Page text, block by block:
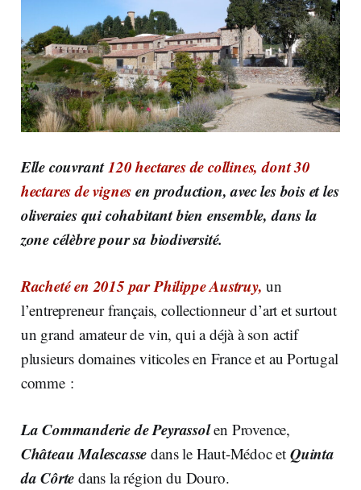
Elle couvrant120 hectares de collines, dont 30
hectares de vignesen production, avec les bois et les
oliveraies qui cohabitant bien ensemble, dans la
zone célèbre pour sa biodiversité.
Racheté en 2015 par Philippe Austruy, un
l’entrepreneur français, collectionneur d’art et surtout
un grand amateur de vin, qui a déjà à son actif
plusieurs domaines viticoles en France et au Portugal
comme :
La Commanderie de Peyrassolen Provence,
Château Malescassedans le Haut-Médoc et Quinta
da Côrte dans la région du Douro.